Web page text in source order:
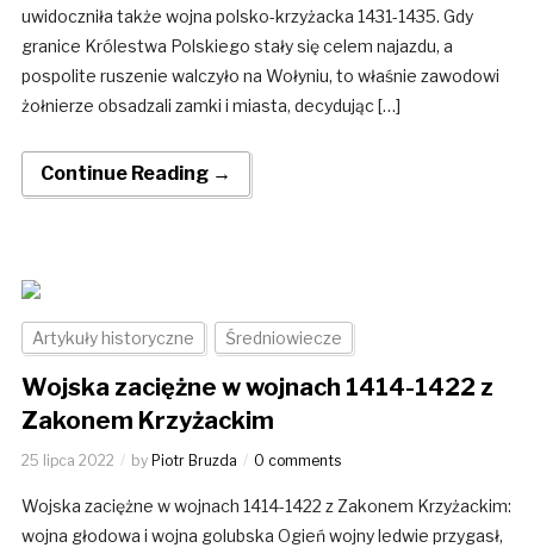
uwidoczniła także wojna polsko-krzyżacka 1431-1435. Gdy
granice Królestwa Polskiego stały się celem najazdu, a
pospolite ruszenie walczyło na Wołyniu, to właśnie zawodowi
żołnierze obsadzali zamki i miasta, decydując […]
Continue Reading →
Artykuły historyczne Średniowiecze
Wojska zaciężne w wojnach 1414-1422 z
Zakonem Krzyżackim
25 lipca 2022 by Piotr Bruzda 0 comments
Wojska zaciężne w wojnach 1414-1422 z Zakonem Krzyżackim:
wojna głodowa i wojna golubska Ogień wojny ledwie przygasł,